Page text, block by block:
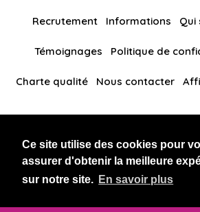
Ce site utilise des cookies pour
assurer d'obtenir la meilleure
sur notre site. En savoir plus
Recrutement Informations Qui
Témoignages Politique de
Charte qualité Nous contacter
BlackAndBeauties